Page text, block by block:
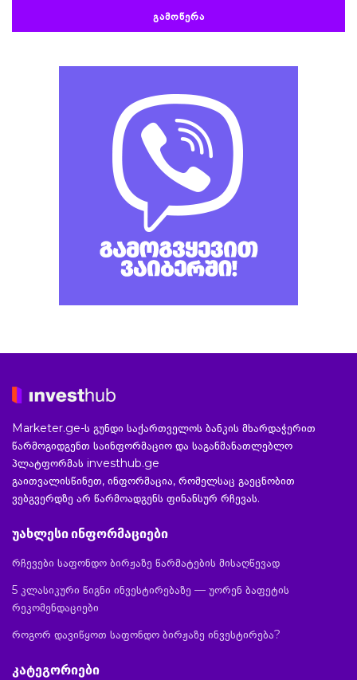
ᲒᲐᲛᲝᲬᲔᲠᲐ
Marketer.ge-ს გუნდი საქართველოს ბანკის მხარდაჭერით
წარმოგიდგენთ საინფორმაციო და საგანმანათლებლო
პლატფორმას investhub.ge
გაითვალისწინეთ, ინფორმაცია, რომელსაც გაეცნობით
ვებგვერდზე არ წარმოადგენს ფინანსურ რჩევას.
უახლესი ინფორმაციები
რჩევები საფონდო ბირჟაზე წარმატების მისაღწევად
5 კლასიკური წიგნი ინვესტირებაზე — უორენ ბაფეტის
რეკომენდაციები
როგორ დავიწყოთ საფონდო ბირჟაზე ინვესტირება?
კატეგორიები